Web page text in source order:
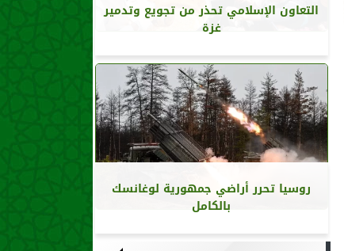
التعاون الإسلامي تحذر من تجويع وتدمير
غزة
روسيا تحرر أراضي جمهورية لوغانسك
بالكامل